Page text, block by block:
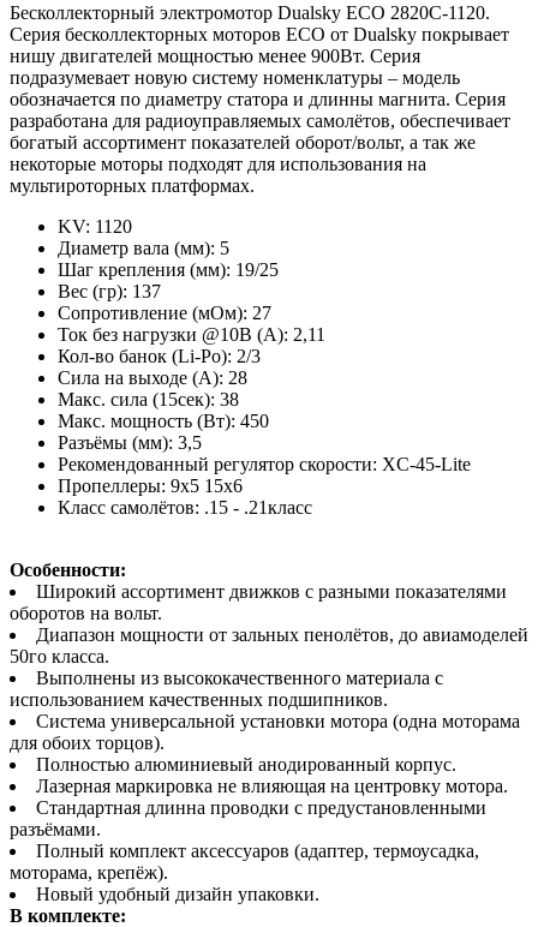
Бесколлекторный электромотор Dualsky ECO 2820C-1120.
Серия бесколлекторных моторов ECO от Dualsky покрывает
нишу двигателей мощностью менее 900Вт. Серия
подразумевает новую систему номенклатуры – модель
обозначается по диаметру статора и длинны магнита. Серия
разработана для радиоуправляемых самолётов, обеспечивает
богатый ассортимент показателей оборот/вольт, а так же
некоторые моторы подходят для использования на
мультироторных платформах.
KV: 1120
Диаметр вала (мм): 5
Шаг крепления (мм): 19/25
Вес (гр): 137
Сопротивление (мОм): 27
Ток без нагрузки @10В (А): 2,11
Кол-во банок (Li-Po): 2/3
Сила на выходе (A): 28
Макс. сила (15сек): 38
Макс. мощность (Вт): 450
Разъёмы (мм): 3,5
Рекомендованный регулятор скорости: XC-45-Lite
Пропеллеры: 9x5 15x6
Класс самолётов: .15 - .21класс
Особенности:
Широкий ассортимент движков с разными показателями
оборотов на вольт.
Диапазон мощности от зальных пенолётов, до авиамоделей
50го класса.
Выполнены из высококачественного материала с
использованием качественных подшипников.
Система универсальной установки мотора (одна моторама
для обоих торцов).
Полностью алюминиевый анодированный корпус.
Лазерная маркировка не влияющая на центровку мотора.
Стандартная длинна проводки с предустановленными
разъёмами.
Полный комплект аксессуаров (адаптер, термоусадка,
моторама, крепёж).
Новый удобный дизайн упаковки.
В комплекте: